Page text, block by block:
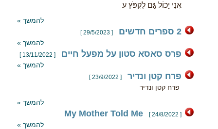
אֲנִי יָכוֹל גַּם לִקְפֹּץ ע
להמשך »
2 ספרים חדשים [ 29/5/2023 ]
להמשך »
פרס סאסא סטון על מפעל חיים [ 13/11/2022 ]
להמשך »
פרח קטן ונדיר [ 23/9/2022 ]
פרח קטן ונדיר
להמשך »
My Mother Told Me [ 24/8/2022 ]
להמשך »